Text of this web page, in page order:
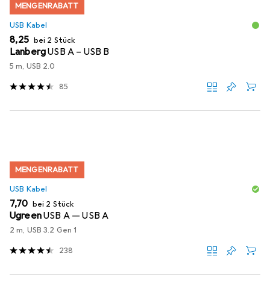
MENGENRABATT
USB Kabel
EUR
8,25 bei 2 Stück
LanbergUSB A – USB B
5 m, USB 2.0
85
MENGENRABATT
USB Kabel
EUR
7,70 bei 2 Stück
UgreenUSB A — USB A
2 m, USB 3.2 Gen 1
238